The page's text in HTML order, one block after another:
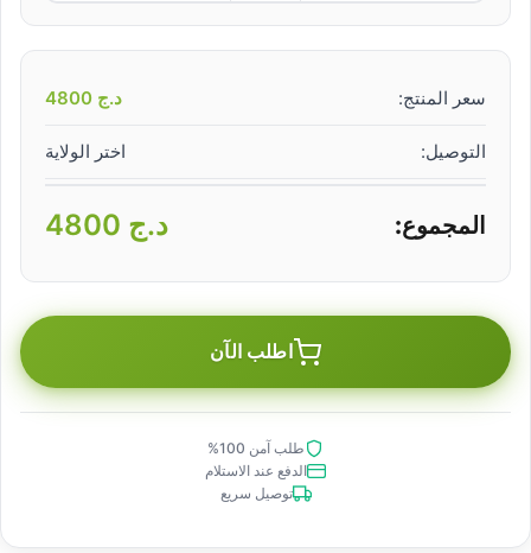
سعر المنتج: د.ج
التوصيل: اختر الولاية
المجموع: د.ج
اطلب الآن
طلب آمن 100%
الدفع عند الاستلام
توصيل سريع